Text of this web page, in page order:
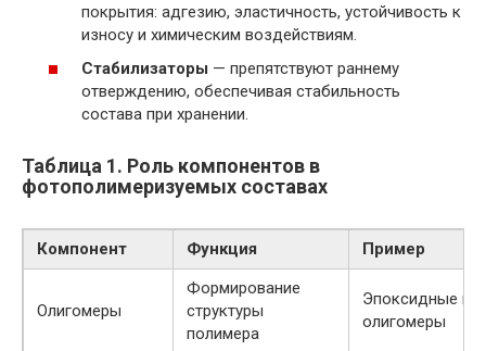
покрытия: адгезию, эластичность, устойчивость к
износу и химическим воздействиям.
Стабилизаторы — препятствуют раннему
отверждению, обеспечивая стабильность
состава при хранении.
Таблица 1. Роль компонентов в
фотополимеризуемых составах
Компонент Функция Пример
Олигомеры
Формирование
структуры
полимера
Эпоксидные
олигомеры